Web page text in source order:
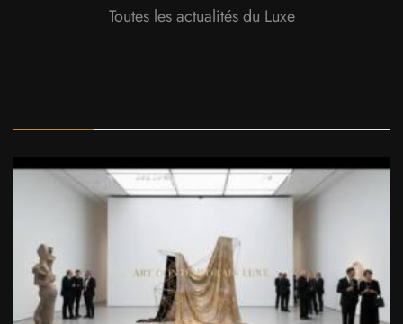
Toutes les actualités du Luxe